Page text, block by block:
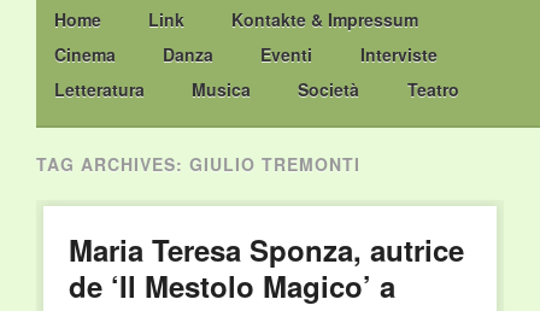
Main menu
Skip
to
content
Home Link
Kontakte & Impressum
Cinema
Danza Eventi
Interviste
Letteratura
Musica Società Teatro
TAG ARCHIVES: GIULIO TREMONTI
Maria Teresa Sponza, autrice
de ‘Il Mestolo Magico’ a